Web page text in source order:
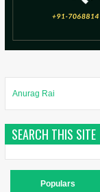
Anurag Rai
SEARCH THIS SITE
Populars